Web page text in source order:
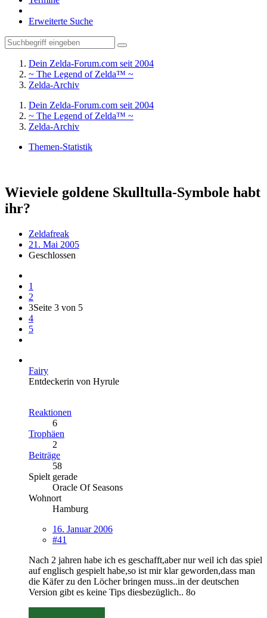
Erweiterte Suche
Dein Zelda-Forum.com seit 2004
~ The Legend of Zelda™ ~
Zelda-Archiv
Dein Zelda-Forum.com seit 2004
~ The Legend of Zelda™ ~
Zelda-Archiv
Themen-Statistik
Wieviele goldene Skulltulla-Symbole habt
ihr?
Zeldafreak
21. Mai 2005
Geschlossen
1
2
3Seite 3 von 5
4
5
Fairy
Entdeckerin von Hyrule
Reaktionen
6
Trophäen
2
Beiträge
58
Spielt gerade
Oracle Of Seasons
Wohnort
Hamburg
16. Januar 2006
#41
Nach 2 jahren habe ich es geschafft,aber nur weil ich das spiel
auf englisch gespielt habe,so ist mir klar geworden,dass man
die Käfer zu den Löcher bringen muss..in der deutschen
Version gibt es keine Tips diesbezüglich.. 8o